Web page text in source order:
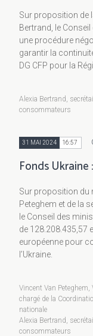
Sur proposition de
Bertrand, le
une procédure
garantir la
DG CFP pour la
Alexia Bertrand,
consommateurs
31 MAI 2024 16:57
Fonds
Sur proposition du
Peteghem et de la
le Conseil des
de 128.208.435,57
européenne pour
l’Ukraine.
Vincent Van
chargé de la
nationale
Alexia Bertrand,
consommateurs